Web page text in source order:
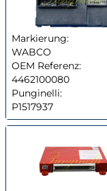
Markierung:
WABCO
OEM Referenz:
4462100080
Punginelli:
P1517937